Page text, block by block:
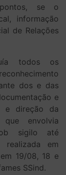
se o
informação
de Relações
todos os
dos e das
e
e direção da
que envolvia
sigilo até
em
19/08, 18 e
SSind.